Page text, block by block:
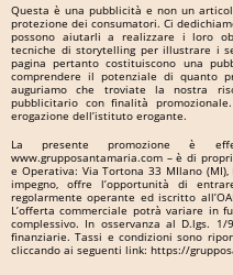
Questa è una pubblicità e non un
protezione dei consumatori. Ci
possono aiutarli a realizzare i loro
tecniche di storytelling per illustrare i
pagina pertanto costituiscono una
comprendere il potenziale di quanto
auguriamo che troviate la nostra
pubblicitario con finalità
erogazione dell’istituto erogante.
La presente promozione è
www.grupposantamaria.com – è di
e Operativa: Via Tortona 33 MIlano
impegno, offre l’opportunità di
regolarmente operante ed iscritto
L’offerta commerciale potrà variare in
complessivo. In osservanza al D.lgs.
finanziarie. Tassi e condizioni sono
cliccando ai seguenti link: https://